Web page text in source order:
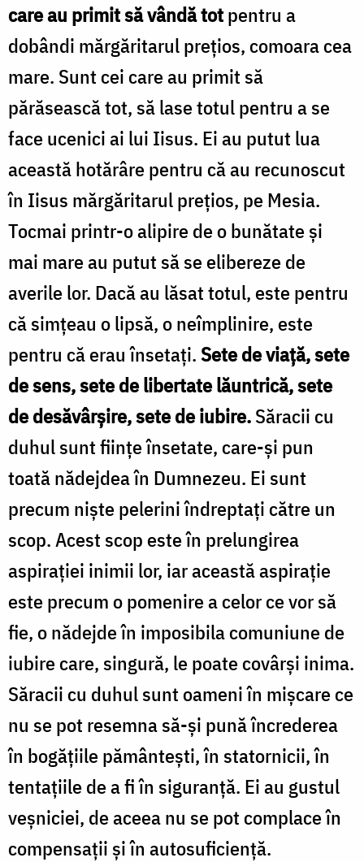
care au primit să vândă totpentru a
dobândi mărgăritarul preţios, comoara cea
mare. Sunt cei care au primit să
părăsească tot, să lase totul pentru a se
face ucenici ai lui Iisus. Ei au putut lua
această hotărâre pentru că au recunoscut
în Iisus mărgăritarul preţios, pe Mesia.
Tocmai printr-o alipire de o bunătate şi
mai mare au putut să se elibereze de
averile lor. Dacă au lăsat totul, este pentru
că simţeau o lipsă, o neîmplinire, este
pentru că erau însetaţi.Sete de viaţă, sete
de sens, sete de libertate lăuntrică, sete
de desăvârşire, sete de iubire.Săracii cu
duhul sunt fiinţe însetate, care-şi pun
toată nădejdea în Dumnezeu. Ei sunt
precum nişte pelerini îndreptaţi către un
scop. Acest scop este în prelungirea
aspiraţiei inimii lor, iar această aspiraţie
este precum o pomenire a celor ce vor să
fie, o nădejde în imposibila comuniune de
iubire care, singură, le poate covârşi inima.
Săracii cu duhul sunt oameni în mişcare ce
nu se pot resemna să-şi pună încrederea
în bogăţiile pământeşti, în statornicii, în
tentaţiile de a fi în siguranţă. Ei au gustul
veşniciei, de aceea nu se pot complace în
compensaţii şi în autosuficienţă.